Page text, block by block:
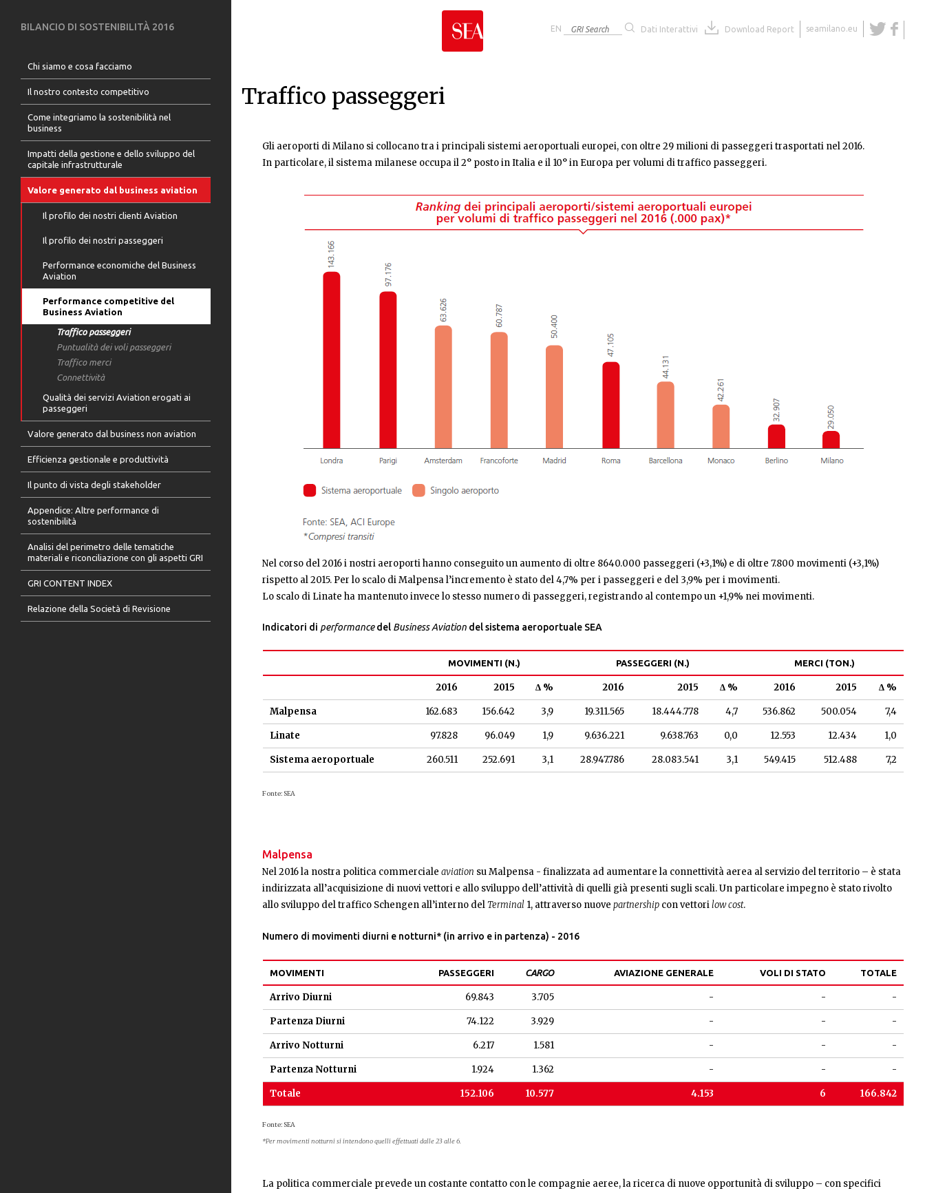
Jump to navigation
Dati Interattivi Download Report seamilano.eu
EN
Traffico passeggeri
Gli aeroporti di Milano si collocano tra i principali sistemi aeroportuali europei, con oltre 29 milioni di passeggeri trasportati nel 2016.
In particolare, il sistema milanese occupa il 2° posto in Italia e il 10° in Europa per volumi di traffico passeggeri.
Nel corso del 2016 i nostri aeroporti hanno conseguito un aumento di oltre 8640.000 passeggeri (+3,1%) e di oltre 7.800 movimenti (+3,1%)
rispetto al 2015. Per lo scalo di Malpensa l’incremento è stato del 4,7% per i passeggeri e del 3,9% per i movimenti.
Lo scalo di Linate ha mantenuto invece lo stesso numero di passeggeri, registrando al contempo un +1,9% nei movimenti.
Indicatori di performancedel Business Aviation del sistema aeroportuale SEA
MOVIMENTI (N.) PASSEGGERI (N.) MERCI (TON.)
2016 2015 ∆ % 2016 2015 ∆ % 2016 2015 ∆ %
Malpensa 162.683 156.642 3,9 19.311.565 18.444.778 4,7 536.862 500.054 7,4
Linate 97.828 96.049 1,9 9.636.221 9.638.763 0,0 12.553 12.434 1,0
Sistema aeroportuale 260.511 252.691 3,1 28.947.786 28.083.541 3,1 549.415 512.488 7,2
Fonte: SEA
Malpensa
Nel 2016 la nostra politica commerciale aviation su Malpensa - finalizzata ad aumentare la connettività aerea al servizio del territorio – è stata
indirizzata all’acquisizione di nuovi vettori e allo sviluppo dell’attività di quelli già presenti sugli scali. Un particolare impegno è stato rivolto
allo sviluppo del traffico Schengen all’interno delTerminal 1, attraverso nuove partnership con vettorilow cost.
Numero di movimenti diurni e notturni* (in arrivo e in partenza) - 2016
MOVIMENTI PASSEGGERI CARGO AVIAZIONE GENERALE VOLI DI STATO TOTALE
Arrivo Diurni 69.843 3.705 - - -
Partenza Diurni 74.122 3.929 - - -
Arrivo Notturni 6.217 1.581 - - -
Partenza Notturni 1.924 1.362 - - -
Totale 152.106 10.577 4.153 6 166.842
Fonte: SEA
*Per movimenti notturni si intendono quelli effettuati dalle 23 alle 6.
La politica commerciale prevede un costante contatto con le compagnie aeree, la ricerca di nuove opportunità di sviluppo – con specifici
BILANCIO DI SOSTENIBILITÀ 2016
Chi siamo e cosa facciamo
Il nostro contesto competitivo
Come integriamo la sostenibilità nel
business
Impatti della gestione e dello sviluppo del
capitale infrastrutturale
Valore generato dal business aviation
Il profilo dei nostri clienti Aviation
Il profilo dei nostri passeggeri
Performance economiche del Business
Aviation
Performance competitive del
Business Aviation
Traffico passeggeri
Puntualità dei voli passeggeri
Traffico merci
Connettività
Qualità dei servizi Aviation erogati ai
passeggeri
Valore generato dal business non aviation
Efficienza gestionale e produttività
Il punto di vista degli stakeholder
Appendice: Altre performance di
sostenibilità
Analisi del perimetro delle tematiche
materiali e riconciliazione con gli aspetti GRI
GRI CONTENT INDEX
Relazione della Società di Revisione